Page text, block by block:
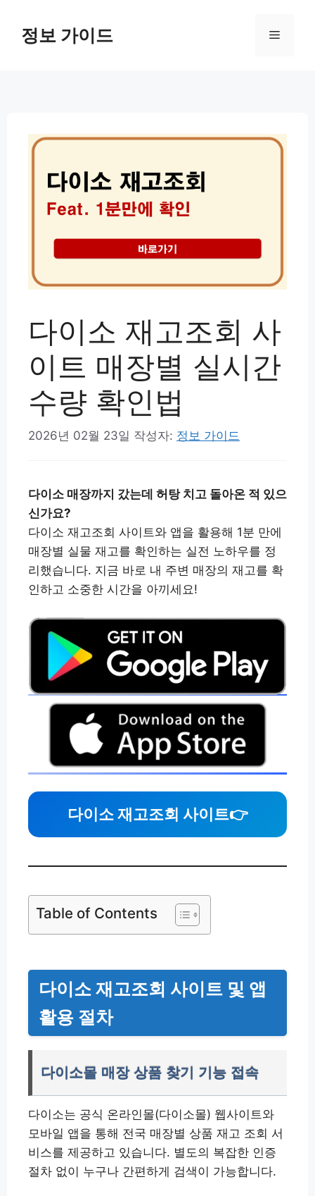
정보 가이드 메
다이소 재고조회 사
이트 매장별 실시간
수량 확인법
2026년 02월 23일 작성자: 정보 가이드
다이소 매장까지 갔는데 허탕 치고 돌아온 적 있으
신가요?
다이소 재고조회 사이트와 앱을 활용해 1분 만에
매장별 실물 재고를 확인하는 실전 노하우를 정
리했습니다. 지금 바로 내 주변 매장의 재고를 확
인하고 소중한 시간을 아끼세요!
다이소 재고조회 사이트👉
Table of Contents
다이소 재고조회 사이트 및 앱
활용 절차
다이소몰 매장 상품 찾기 기능 접속
다이소는 공식 온라인몰(다이소몰) 웹사이트와
모바일 앱을 통해 전국 매장별 상품 재고 조회 서
비스를 제공하고 있습니다. 별도의 복잡한 인증
절차 없이 누구나 간편하게 검색이 가능합니다.